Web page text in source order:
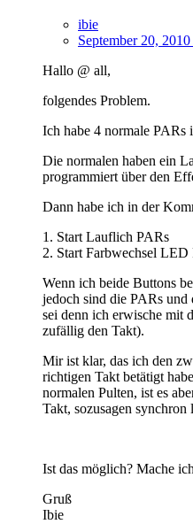
ibie
September 20,
Hallo @ all,
folgendes Problem.
Ich habe 4 normale PARs
Die normalen haben ein
programmiert über den
Dann habe ich in der
1. Start Lauflich PARs
2. Start Farbwechsel LED
Wenn ich beide Buttons
jedoch sind die PARs
sei denn ich erwische mit
zufällig den Takt).
Mir ist klar, das ich den
richtigen Takt betätigt
normalen Pulten, ist es
Takt, sozusagen synchron
Ist das möglich? Mache
Gruß
Ibie